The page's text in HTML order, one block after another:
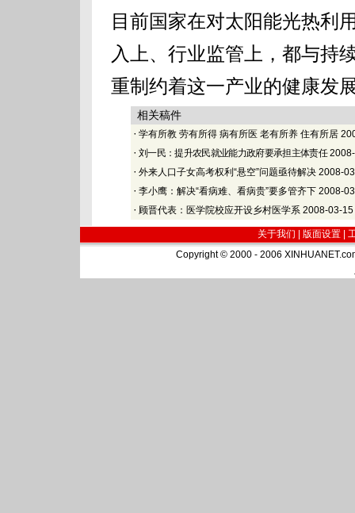
目前国家在对太阳能光热利
入上、行业监管上，都与持
重制约着这一产业的健康发
相关稿件
· 学有所教 劳有所得 病有所医 老有所养 住有所居
· 刘一民：提升农民就业能力政府要承担主体责任
· 外来人口子女高考权利“悬空”问题亟待解决 2008-
· 李小鹰：解决“看病难、看病贵”要多管齐下 2008-
· 顾晋代表：医学院校应开设乡村医学系 2008-03-15
关于我们 | 版面设置
Copyright © 2000 - 2006